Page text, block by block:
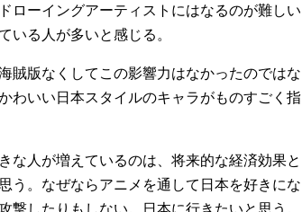
ローイングアーティストにはなるのが難しい
いる人が多いと感じる。
賊版なくしてこの影響力はなかったのではな
わいい日本スタイルのキャラがものすごく指
な人が増えているのは、将来的な経済効果と
う。なぜならアニメを通して日本を好きにな